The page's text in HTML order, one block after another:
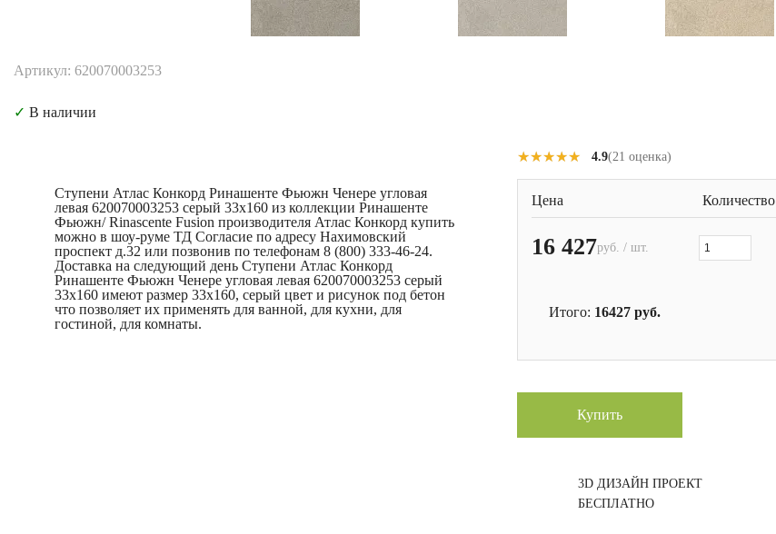
Артикул: 620070003253
✓ В наличии
Ступени Атлас Конкорд Ринашенте Фьюжн Ченере угловая
левая 620070003253 серый 33x160 из коллекции Ринашенте
Фьюжн/ Rinascente Fusion производителя Атлас Конкорд купить
можно в шоу-руме ТД Согласие по адресу Нахимовский
проспект д.32 или позвонив по телефонам 8 (800) 333-46-24.
Доставка на следующий день Ступени Атлас Конкорд
Ринашенте Фьюжн Ченере угловая левая 620070003253 серый
33x160 имеют размер 33x160, серый цвет и рисунок под бетон
что позволяет их применять для ванной, для кухни, для
гостиной, для комнаты.
★★★★★
★★★★★ 4.9(21 оценка)
Цена Количество
16 427руб. / шт.
Итого: 16427 руб.
Купить
3D ДИЗАЙН ПРОЕКТ
БЕСПЛАТНО